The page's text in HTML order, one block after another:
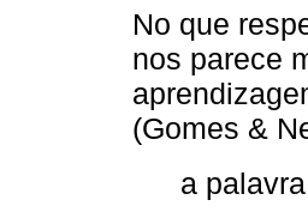
No que
nos parece
(Gomes &
a